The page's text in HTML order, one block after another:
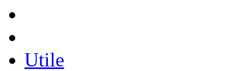
Utile